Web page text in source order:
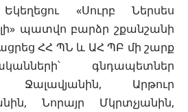
«Սուրբ Ներսես
պատվո բարձր շքանշանի
ՀՀ ՊՆ և ԱՀ ՊԲ մի շարք
գնդապետներ
Ջալավյանին, Արթուր
Նորայր Մկրտչյանին,